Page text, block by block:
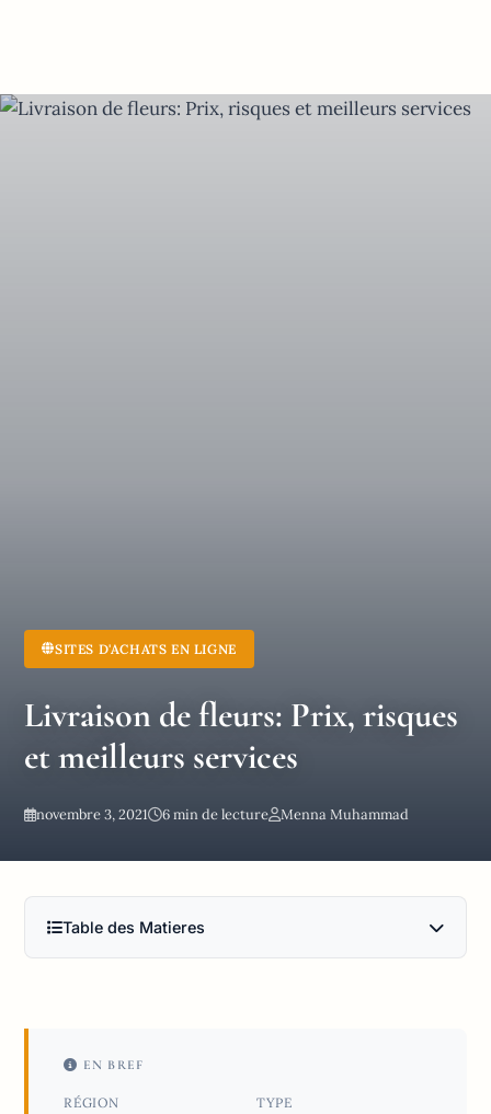
SITES D'ACHATS EN LIGNE
Livraison de fleurs: Prix, risques
et meilleurs services
novembre 3, 2021 6 min de lecture Menna Muhammad
Table des Matieres
EN BREF
RÉGION TYPE